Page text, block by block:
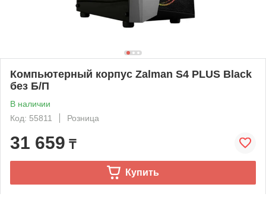
Компьютерный корпус Zalman S4 PLUS Black
без Б/П
В наличии
Код: 55811
Розница
31 659 ₸
Купить